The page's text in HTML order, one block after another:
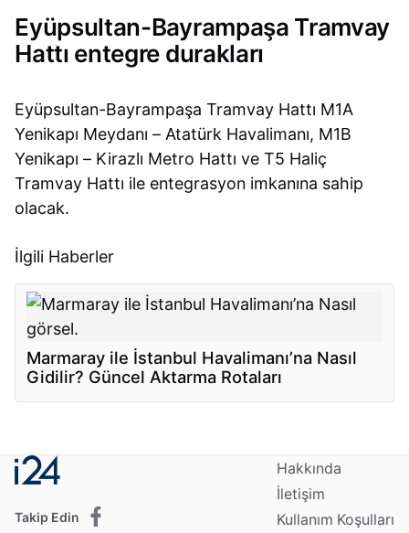
Eyüpsultan-Bayrampaşa Tramvay
Hattı entegre durakları
Eyüpsultan-Bayrampaşa Tramvay Hattı M1A
Yenikapı Meydanı – Atatürk Havalimanı, M1B
Yenikapı – Kirazlı Metro Hattı ve T5 Haliç
Tramvay Hattı ile entegrasyon imkanına sahip
olacak.
İlgili Haberler
Marmaray ile İstanbul Havalimanı’na Nasıl
Gidilir? Güncel Aktarma Rotaları
Takip Edin
Hakkında
İletişim
Kullanım Koşulları